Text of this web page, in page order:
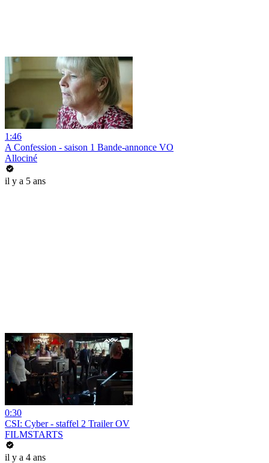
1:46
A Confession - saison 1 Bande-annonce VO
Allociné
il y a 5 ans
0:30
CSI: Cyber - staffel 2 Trailer OV
FILMSTARTS
il y a 4 ans